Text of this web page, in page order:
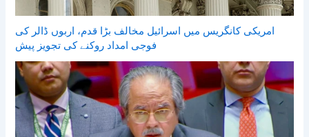
امریکی کانگریس میں اسرائیل مخالف بڑا قدم، اربوں ڈالر کی
فوجی امداد روکنے کی تجویز پیش